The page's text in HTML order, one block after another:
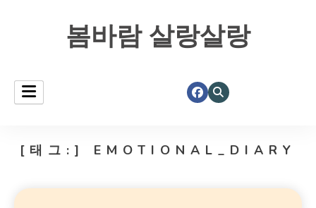
봄바람 살랑살랑
[태그:] EMOTIONAL_DIARY